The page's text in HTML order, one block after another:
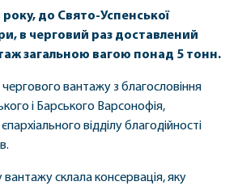
року, до Свято-Успенської
в черговий раз доставлений
загальною вагою понад 5 тонн.
чергового вантажу з благословіння
і Барського Варсонофія,
відділу благодійності
склала консервація, яку